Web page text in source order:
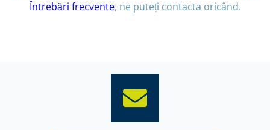
Întrebări frecvente, ne puteți contacta oricând.